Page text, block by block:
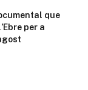
que
per a